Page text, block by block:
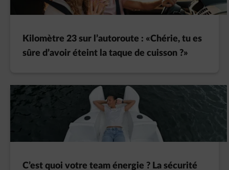
Kilomètre 23 sur l’autoroute : «Chérie, tu es
sûre d’avoir éteint la taque de cuisson ?»
C’est quoi votre team énergie ? La sécurité